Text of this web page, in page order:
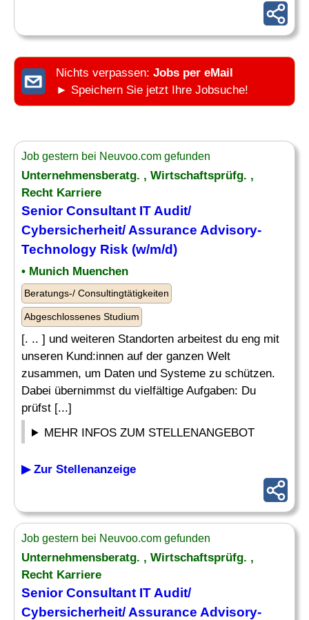
Nichts verpassen: Jobs per eMail
► Speichern Sie jetzt Ihre Jobsuche!
Job gestern bei Neuvoo.com gefunden
Unternehmensberatg. , Wirtschaftsprüfg. ,
Recht Karriere
SeniorConsultant IT Audit/
Cybersicherheit/ Assurance Advisory-
Technology Risk (w/m/d)
• Munich Muenchen
Beratungs-/ Consultingtätigkeiten
Abgeschlossenes Studium
[. .. ] und weiteren Standorten arbeitest du eng mit
unseren Kund:innen auf der ganzen Welt
zusammen, um Daten und Systeme zu schützen.
Dabei übernimmst du vielfältige Aufgaben: Du
prüfst [...]
MEHR INFOS ZUM STELLENANGEBOT
▶ Zur Stellenanzeige
Job gestern bei Neuvoo.com gefunden
Unternehmensberatg. , Wirtschaftsprüfg. ,
Recht Karriere
SeniorConsultant IT Audit/
Cybersicherheit/ Assurance Advisory-